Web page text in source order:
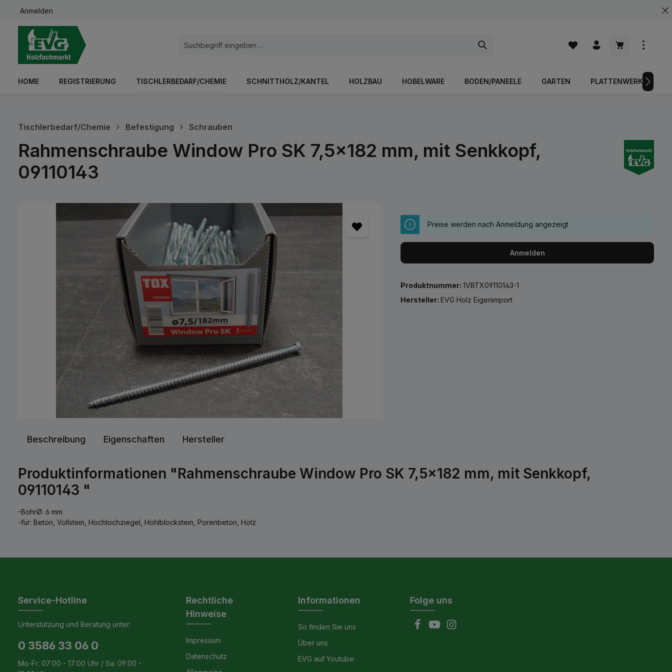
Zur Hauptnavigation springen
Anmelden
Warenkorb
HOME REGISTRIERUNG TISCHLERBEDARF/CHEMIE SCHNITTHOLZ/KANTEL HOLZBAU HOBELWARE BODEN/PANEELE GARTEN PLATTENWERKSTOFFE
Tischlerbedarf/Chemie Befestigung Schrauben
Rahmenschraube Window Pro SK 7,5x182 mm, mit Senkkopf,
09110143
Preise werden nach Anmeldung angezeigt
Anmelden
Produktnummer:1VBTX09110143-1
Hersteller:EVG Holz Eigenimport
Beschreibung Eigenschaften Hersteller
Produktinformationen "Rahmenschraube Window Pro SK 7,5x182 mm, mit Senkkopf,
09110143 "
-BohrØ: 6 mm
-für: Beton, Vollstein, Hochlochziegel, Hohlblockstein, Porenbeton, Holz
Service-Hotline
Unterstützung und Beratung unter:
0 3586 33 06 0
Mo-Fr: 07:00 - 17:00 Uhr / Sa: 09:00 -
Rechtliche
Hinweise
Impressum
Datenschutz
Informationen
So finden Sie uns
Über uns
EVG auf Youtube
Folge uns